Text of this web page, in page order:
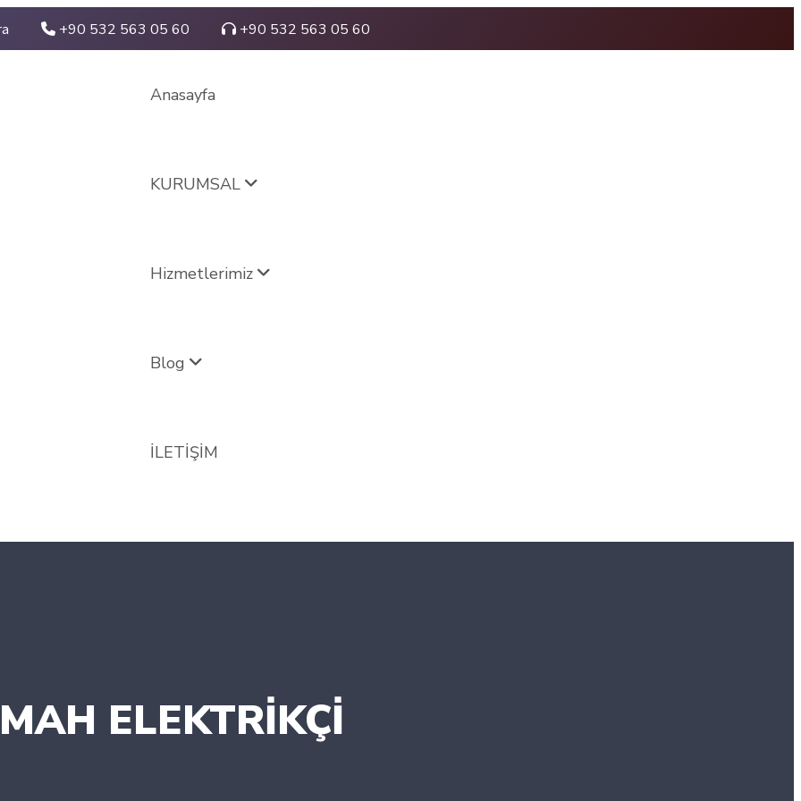
+90 532 563 05 60 +90 532 563 05 60
Anasayfa
KURUMSAL
Hizmetlerimiz
Blog
İLETİŞİM
ELEKTRIKÇI